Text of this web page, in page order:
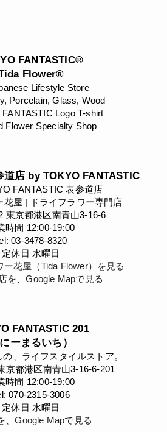
FANTASTIC®
Flower®
Lifestyle Store
Porcelain, Glass, Wood
Logo T-shirt
Flower Specialty Shop
店 by TOKYO FANTASTIC
FANTASTIC 表参道店
花屋 | ドライフラワー専門店
東京都港区南青山3-16-6
時間 12:00-19:00
03-3478-8320
定休日 水曜日
花屋（Tida Flower）を見る
を、Google Mapで見る
FANTASTIC 201
にーまるいち）
、ライフスタイルストア。
京都港区南青山3-16-6-201
時間 12:00-19:00
070-2315-3006
定休日 水曜日
、Google Mapで見る